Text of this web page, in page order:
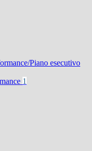
Piano esecutivo
1